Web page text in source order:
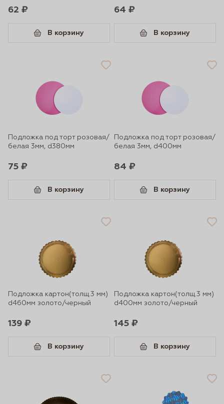
62 ₽
В корзину
64 ₽
В корзину
Подложка под торт розовая/
белая 3мм, d380мм
75 ₽
В корзину
Подложка под торт розовая/
белая 3мм, d400мм
84 ₽
В корзину
Подложка картон(толщ.3 мм)
d460мм золото/черный
139 ₽
В корзину
Подложка картон(толщ.3 мм)
d400мм золото/черный
145 ₽
В корзину